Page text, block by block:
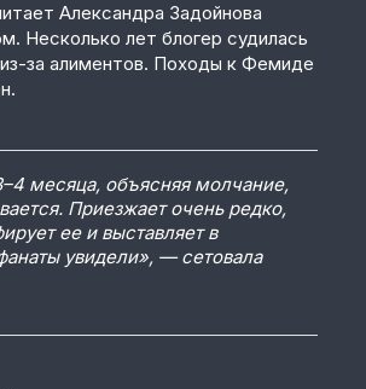
Александра Задойнова
Несколько лет блогер судилась
за алиментов. Походы к Фемиде
месяца, объясняя молчание,
Приезжает очень редко,
ее и выставляет в
увидели», — сетовала